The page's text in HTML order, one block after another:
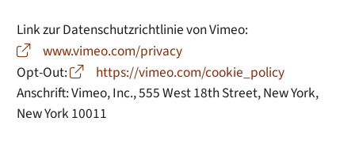
Link zur Datenschutzrichtlinie von Vimeo:
www.vimeo.com/privacy
Opt-Out:
https://vimeo.com/cookie_policy
Anschrift: Vimeo, Inc., 555 West 18th Street, New York,
New York 10011